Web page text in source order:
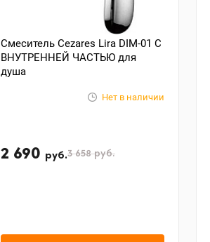
Смеситель Cezares Lira DIM-01 С
ВНУТРЕННЕЙ ЧАСТЬЮ для
душа
Нет в наличии
2 690 руб.3 658руб.